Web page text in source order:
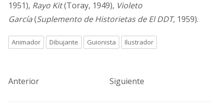
1951), Rayo Kit(Toray, 1949), Violeto
García(Suplemento de Historietas de El DDT, 1959).
Animador Dibujante Guionista Ilustrador
Anterior Siguiente